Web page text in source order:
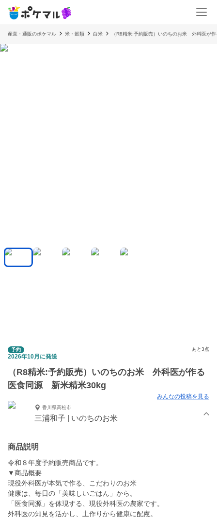
産直・通販のポケマル 米・穀類 白米 （R8精米:予約販売）いのちのお米 外科医が
予約 あと3点
2026年10月に発送
（R8精米:予約販売）いのちのお米 外科医が作る
医食同源 新米精米30kg
みんなの投稿を見る
香川県高松市
三浦和子 | いのちのお米
商品説明
令和８年度予約販売商品です。
▼商品概要
現役外科医が本気で作る、こだわりのお米
健康は、毎日の「美味しいごはん」から。
「医食同源」を体現する、現役外科医の農家です。
外科医の知見を活かし、土作りから健康に配慮。